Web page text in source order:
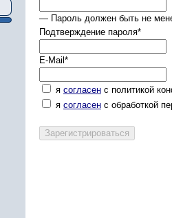
— Пароль должен быть не
Подтверждение пароля*
E-Mail *
я согласен с политикой
я согласен с обработкой